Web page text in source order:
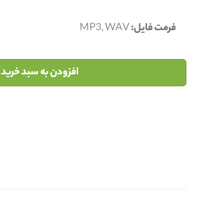
فرمت فایل:MP3, WAV
افزودن به سبد خرید